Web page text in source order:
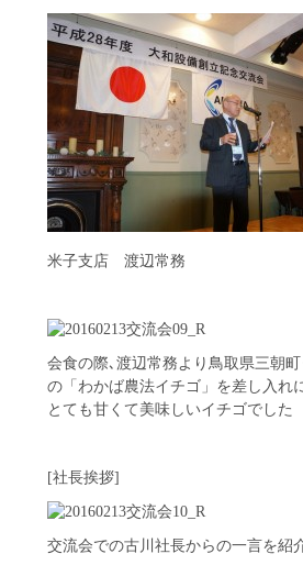
米子支店 渡辺常務
会食の際､渡辺常務より鳥取県三朝
の「わかば農法イチゴ」を差し入
とても甘くて美味しいイチゴでした
[社長挨拶]
交流会での古川社長からの一言を紹